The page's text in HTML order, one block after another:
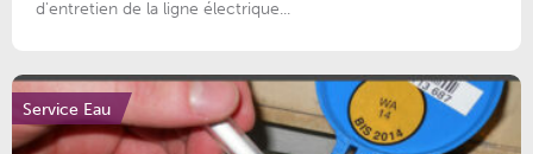
d'entretien de la ligne électrique...
Service Eau